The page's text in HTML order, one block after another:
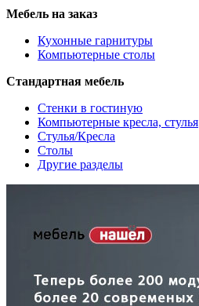
Мебель на заказ
Кухонные гарнитуры
Компьютерные столы
Стандартная мебель
Стенки в гостиную
Компьютерные кресла, стулья
Стулья/Кресла
Столы
Другие разделы